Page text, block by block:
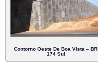
Contorno Oeste De Boa Vista – BR
174 Sul